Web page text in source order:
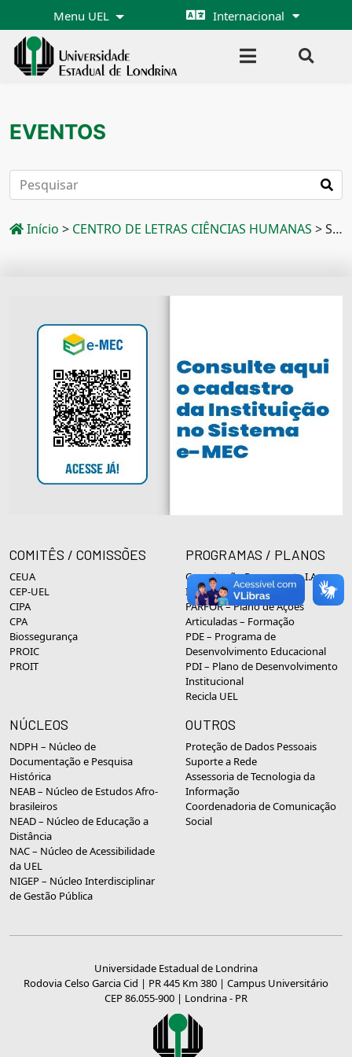
Menu UEL Internacional
EVENTOS
Início > CENTRO DE LETRAS CIÊNCIAS HUMANAS >SECRETARIA DE PÓS GRADUAÇÃO
COMITÊS / COMISSÕES
CEUA
CEP-UEL
CIPA
CPA
Biossegurança
PROIC
PROIT
PROGRAMAS / PLANOS
Capacitação Permanente I.A.
Inclusão Social
PARFOR – Plano de Ações
Articuladas – Formação
PDE – Programa de
Desenvolvimento Educacional
PDI – Plano de Desenvolvimento
Institucional
Recicla UEL
NÚCLEOS
NDPH – Núcleo de
Documentação e Pesquisa
Histórica
NEAB – Núcleo de Estudos Afro-
brasileiros
NEAD – Núcleo de Educação a
Distância
NAC – Núcleo de Acessibilidade
da UEL
NIGEP – Núcleo Interdisciplinar
de Gestão Pública
OUTROS
Proteção de Dados Pessoais
Suporte a Rede
Assessoria de Tecnologia da
Informação
Coordenadoria de Comunicação
Social
Universidade Estadual de Londrina
Rodovia Celso Garcia Cid | PR 445 Km 380 | Campus Universitário
CEP 86.055-900 | Londrina - PR